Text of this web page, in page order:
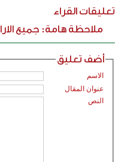
تعليقات القراء
ملاحظة هامة: جميع
أضف تعليق
الاسم
عنوان المقال
النص